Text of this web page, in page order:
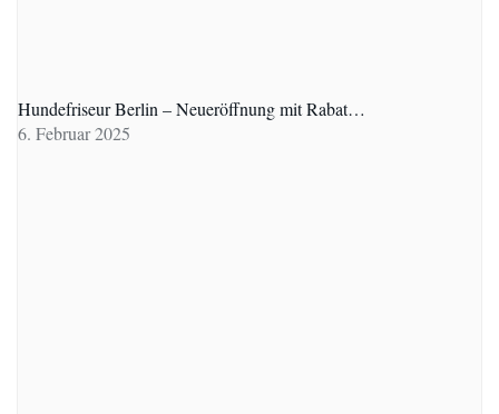
Hundefriseur Berlin – Neueröffnung mit Rabat…
6. Februar 2025